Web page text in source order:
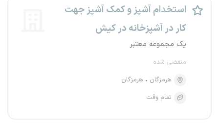
استخدام آشپز و کمک آشپز جهت
کار در آشپزخانه در کیش
یک مجموعه معتبر
منقضی شده
هرمزگان
هرمزگان
تمام وقت